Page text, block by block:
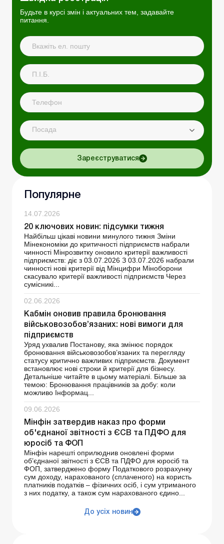
Будьте в курсі змін і актуальних тем, задавайте
питання.
Посада
Зареєструватися
Популярне
14.07.2026
20 ключових новин: підсумки тижня
Найбільш цікаві новини минулого тижня Зміни
Мінекономіки до критичності підприємств набрали
чинності Мінрозвитку оновило критерії важливості
підприємств: діє з 03.07.2026 З 03.07.2026 набрали
чинності нові критерії від Мінцифри Міноборони
скасувало критерії важливості підприємств Через
сумісникі...
02.06.2026
Кабмін оновив правила бронювання
військовозобов’язаних: нові вимоги для
підприємств
Уряд ухвалив Постанову, яка змінює порядок
бронювання військовозобов’язаних та перегляду
статусу критично важливих підприємств. Документ
встановлює нові строки й критерії для бізнесу.
Детальніше читайте в цьому матеріалі. Більше за
темою: Бронювання працівників за добу: коли
можливо Інформац...
09.06.2026
Мінфін затвердив наказ про форми
об'єднаної звітності з ЄСВ та ПДФО для
юросіб та ФОП
Мінфін нарешті оприлюднив оновлені форми
об’єднаної звітності з ЄСВ та ПДФО для юросіб та
ФОП, затверджено форму Податкового розрахунку
сум доходу, нарахованого (сплаченого) на користь
платників податків – фізичних осіб, і сум утриманого
з них податку, а також сум нарахованого єдино...
До усіх новин